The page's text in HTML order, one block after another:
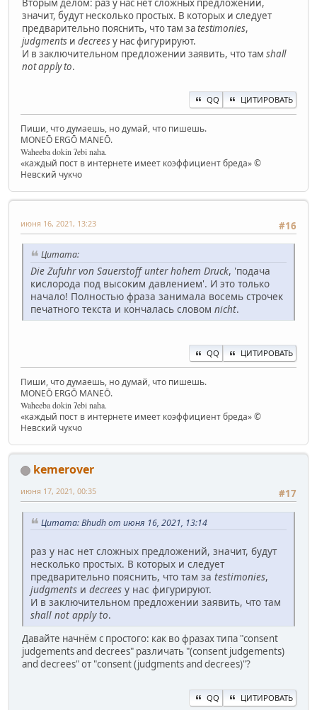
Вторым делом: раз у нас нет сложных предложений,
значит, будут несколько простых. В которых и следует
предварительно пояснить, что там заtestimonies,
judgments и decreesу нас фигурируют.
И в заключительном предложении заявить, что там shall
not apply to.
QQ ЦИТИРОВАТЬ
Пиши, что думаешь, но думай, что пишешь.
MONEŌ ERGŌ MANEŌ.
Waheeba dokin ʔebi naha.
«каждый пост в интернете имеет коэффициент бреда» ©
Невский чукчо
#16
июня 16, 2021, 13:23
Цитата:
Die Zufuhr von Sauerstoff unter hohem Druck, 'подача
кислорода под высоким давлением'. И это только
начало! Полностью фраза занимала восемь строчек
печатного текста и кончалась словом nicht.
QQ ЦИТИРОВАТЬ
Пиши, что думаешь, но думай, что пишешь.
MONEŌ ERGŌ MANEŌ.
Waheeba dokin ʔebi naha.
«каждый пост в интернете имеет коэффициент бреда» ©
Невский чукчо
kemerover
#17
июня 17, 2021, 00:35
Цитата: Bhudh от июня 16, 2021, 13:14
раз у нас нет сложных предложений, значит, будут
несколько простых. В которых и следует
предварительно пояснить, что там за testimonies,
judgments и decrees у нас фигурируют.
И в заключительном предложении заявить, что там
shall not apply to.
Давайте начнём с простого: как во фразах типа "consent
judgements and decrees" различать "(consent judgements)
and decrees" от "consent (judgments and decrees)"?
QQ ЦИТИРОВАТЬ